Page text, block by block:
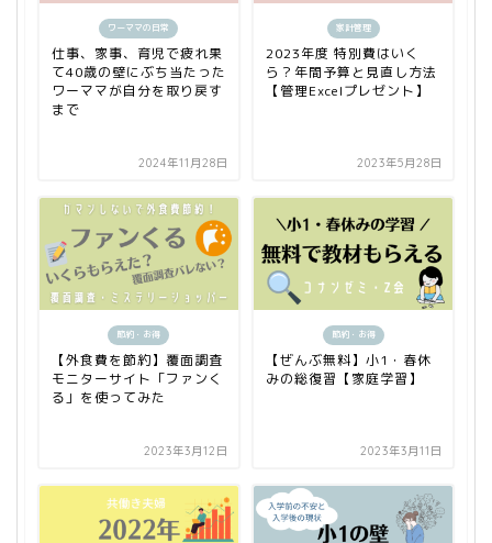
ワーママの日常
仕事、家事、育児で疲れ果
て40歳の壁にぶち当たった
ワーママが自分を取り戻す
まで
2024年11月28日
家計管理
2023年度 特別費はいく
ら？年間予算と見直し方法
【管理Excelプレゼント】
2023年5月28日
節約・お得
【外食費を節約】覆面調査
モニターサイト「ファンく
る」を使ってみた
2023年3月12日
節約・お得
【ぜんぶ無料】小1・春休
みの総復習【家庭学習】
2023年3月11日